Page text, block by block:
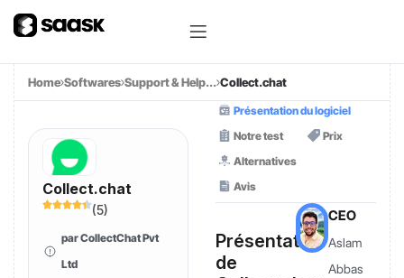
Home Softwares Support & Help... Collect.chat
Collect.chat
(5)
par CollectChat Pvt
Ltd
Présentation du logiciel
Notre test
Prix
Alternatives
Avis
Présentation
de
CEO
Aslam
Abbas